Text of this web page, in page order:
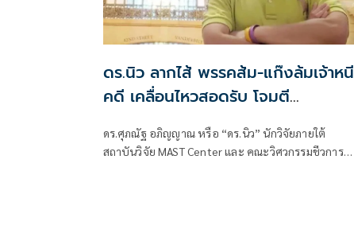
ดร.นิว ลากไส้ พรรคส้ม-แก๊งล้มเจ้าหนี
คดี เคลื่อนไหวสอดรับ โจมตี
ดร.ศุภณัฐ อภิญญาณ หรือ “ดร.นิว” นักวิจัยภายใต้
สถาบันวิจัย MAST Center และ คณะวิศวกรรมชีวการ